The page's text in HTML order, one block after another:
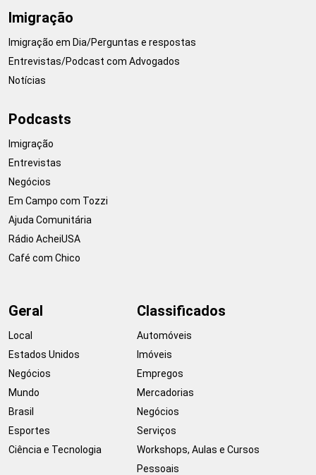
Imigração
Imigração em Dia/Perguntas e respostas
Entrevistas/Podcast com Advogados
Notícias
Podcasts
Imigração
Entrevistas
Negócios
Em Campo com Tozzi
Ajuda Comunitária
Rádio AcheiUSA
Café com Chico
Geral
Local
Estados Unidos
Negócios
Mundo
Brasil
Esportes
Ciência e Tecnologia
Classificados
Automóveis
Imóveis
Empregos
Mercadorias
Negócios
Serviços
Workshops, Aulas e Cursos
Pessoais